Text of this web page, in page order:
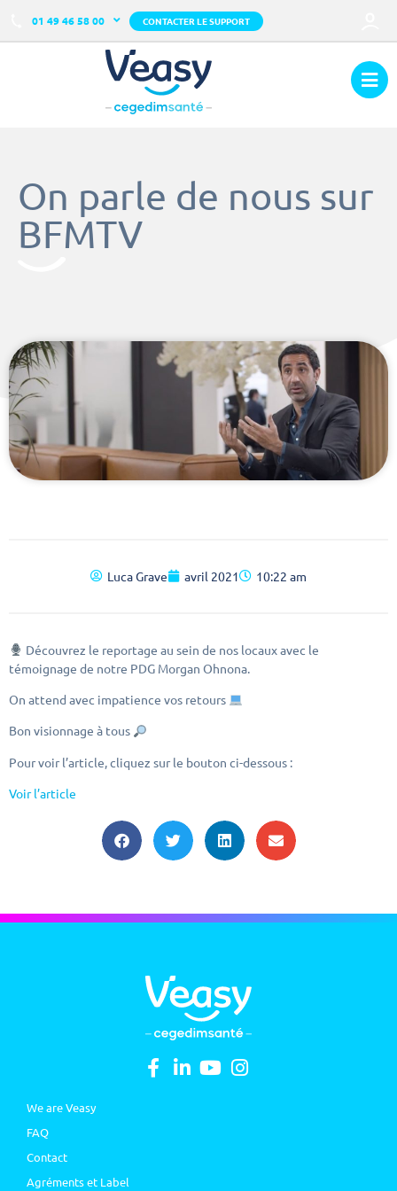
01 49 46 58 00 CONTACTER LE SUPPORT
On parle de nous sur
BFMTV
Luca Grave avril 2021 10:22 am
Découvrez le reportage au sein de nos locaux avec le
témoignage de notre PDG Morgan Ohnona.
On attend avec impatience vos retours
Bon visionnage à tous
Pour voir l’article, cliquez sur le bouton ci-dessous :
Voir l’article
We are Veasy
FAQ
Contact
Agréments et Label